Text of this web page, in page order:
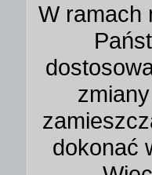
W ramach
dokonać